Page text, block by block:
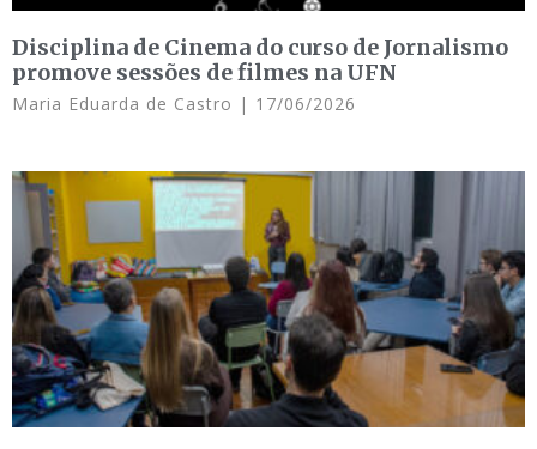
Disciplina de Cinema do curso de Jornalismo
promove sessões de filmes na UFN
Maria Eduarda de Castro 17/06/2026